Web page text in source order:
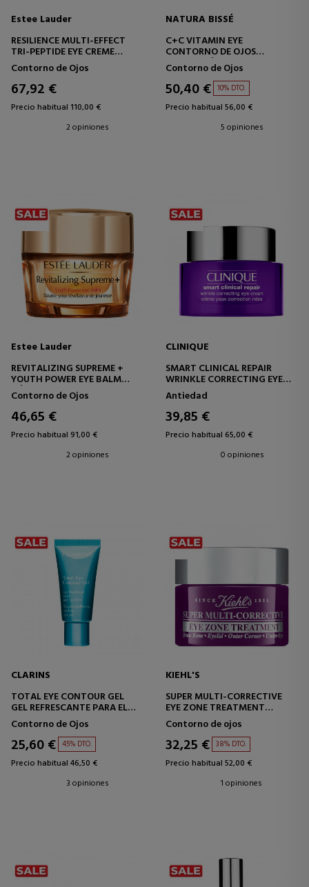
Estee Lauder
RESILIENCE MULTI-EFFECT
TRI-PEPTIDE EYE CREME
TRATAMIENTO CONTORNO
DE OJOS
Contorno de Ojos
67,92 €
Precio habitual 110,00 €
2 opiniones
NATURA BISSÉ
C+C VITAMIN EYE
CONTORNO DE OJOS
ANTIESTRÉS CON GINSENG
Contorno de Ojos
50,40 € 10% DTO.
Precio habitual 56,00 €
5 opiniones
Estee Lauder
REVITALIZING SUPREME +
YOUTH POWER EYE BALM
BÁLSAMO CONTORNO DE
OJOS REVITALIZANTE
Contorno de Ojos
46,65 €
Precio habitual 91,00 €
2 opiniones
CLINIQUE
SMART CLINICAL REPAIR
WRINKLE CORRECTING EYE
CREAM
CREMA CONTORNO DE OJOS
REPARADORA
Antiedad
39,85 €
Precio habitual 65,00 €
0 opiniones
CLARINS
TOTAL EYE CONTOUR GEL
GEL REFRESCANTE PARA EL
CONTORNO DE OJOS
Contorno de Ojos
25,60 € 45% DTO.
Precio habitual 46,50 €
3 opiniones
KIEHL'S
SUPER MULTI-CORRECTIVE
EYE ZONE TREATMENT
TRATAMIENTO CORRECTIVO
CONTORNO DE OJOS
Contorno de ojos
32,25 € 38% DTO.
Precio habitual 52,00 €
1 opiniones